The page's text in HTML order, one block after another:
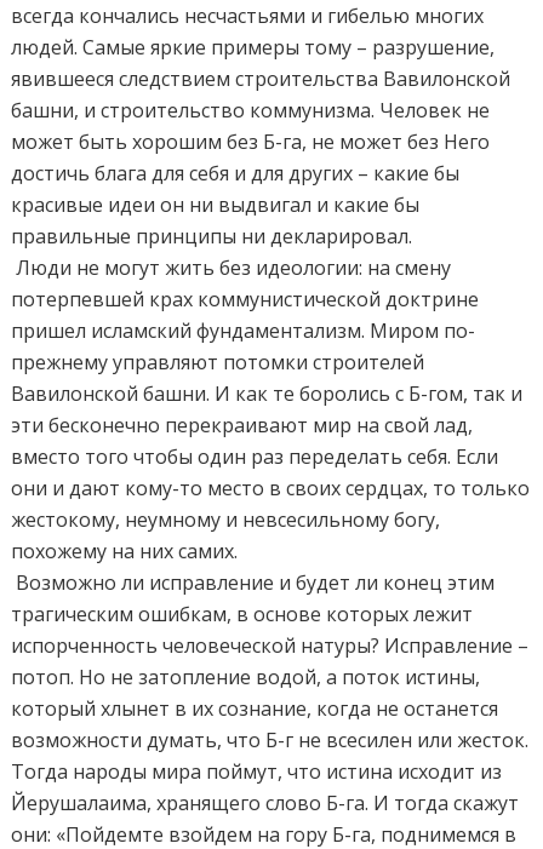
всегда кончались несчастьями и гибелью многих
людей. Самые яркие примеры тому – разрушение,
явившееся следствием строительства Вавилонской
башни, и строительство коммунизма. Человек не
может быть хорошим без Б-га, не может без Него
достичь блага для себя и для других – какие бы
красивые идеи он ни выдвигал и какие бы
правильные принципы ни декларировал.
Люди не могут жить без идеологии: на смену
потерпевшей крах коммунистической доктрине
пришел исламский фундаментализм. Миром по-
прежнему управляют потомки строителей
Вавилонской башни. И как те боролись с Б-гом, так и
эти бесконечно перекраивают мир на свой лад,
вместо того чтобы один раз переделать себя. Если
они и дают кому-то место в своих сердцах, то только
жестокому, неумному и невсесильному богу,
похожему на них самих.
Возможно ли исправление и будет ли конец этим
трагическим ошибкам, в основе которых лежит
испорченность человеческой натуры? Исправление –
потоп. Но не затопление водой, а поток истины,
который хлынет в их сознание, когда не останется
возможности думать, что Б-г не всесилен или жесток.
Тогда народы мира поймут, что истина исходит из
Йерушалаима, хранящего слово Б-га. И тогда скажут
они: «Пойдемте взойдем на гору Б-га, поднимемся в